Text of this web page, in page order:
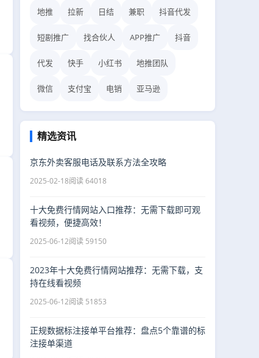
地推 拉新 日结 兼职 抖音代发
短剧推广 找合伙人 APP推广 抖音
代发 快手 小红书 地推团队
微信 支付宝 电销 亚马逊
精选资讯
京东外卖客服电话及联系方法全攻略
2025-02-18阅读 64018
十大免费行情网站入口推荐：无需下载即可观
看视频，便捷高效！
2025-06-12阅读 59150
2023年十大免费行情网站推荐：无需下载，支
持在线看视频
2025-06-12阅读 51853
正规数据标注接单平台推荐：盘点5个靠谱的标
注接单渠道